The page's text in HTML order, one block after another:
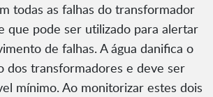
todas as falhas do transformador
que pode ser utilizado para alertar
de falhas. A água danifica o
dos transformadores e deve ser
mínimo. Ao monitorizar estes dois